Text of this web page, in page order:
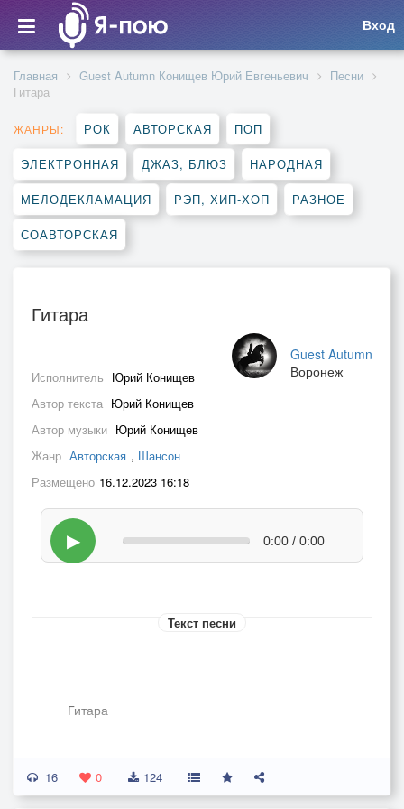
Вход
Главная Guest Autumn Конищев Юрий Евгеньевич
Песни
Гитара
ЖАНРЫ: РОК АВТОРСКАЯ ПОП
ЭЛЕКТРОННАЯ ДЖАЗ, БЛЮЗ НАРОДНАЯ
МЕЛОДЕКЛАМАЦИЯ РЭП, ХИП-ХОП РАЗНОЕ
СОАВТОРСКАЯ
Гитара
Guest Autumn
Воронеж
Исполнитель Юрий Конищев
Автор текста Юрий Конищев
Автор музыки Юрий Конищев
Жанр Авторская , Шансон
Размещено 16.12.2023 16:18
▶ 0:00 / 0:00
Текст песни
Гитара
Гитара, ты мне и жена и мать.
И никого на свете кроме нет.
16 0 124